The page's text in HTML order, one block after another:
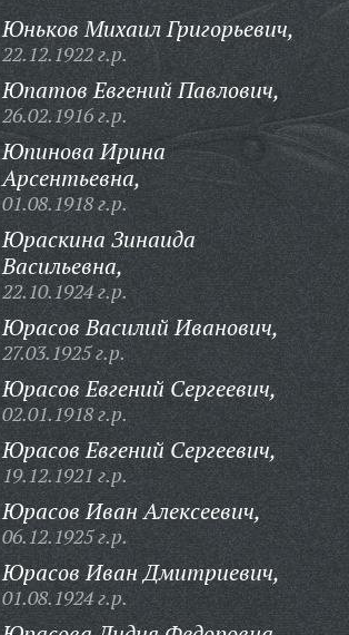
Юньков Михаил Григорьевич,
22.12.1922 г.р.
Юпатов Евгений Павлович,
26.02.1916 г.р.
Юпинова Ирина
Арсентьевна,
01.08.1918 г.р.
Юраскина Зинаида
Васильевна,
22.10.1924 г.р.
Юрасов Василий Иванович,
27.03.1925 г.р.
Юрасов Евгений Сергеевич,
02.01.1918 г.р.
Юрасов Евгений Сергеевич,
19.12.1921 г.р.
Юрасов Иван Алексеевич,
06.12.1925 г.р.
Юрасов Иван Дмитриевич,
01.08.1924 г.р.